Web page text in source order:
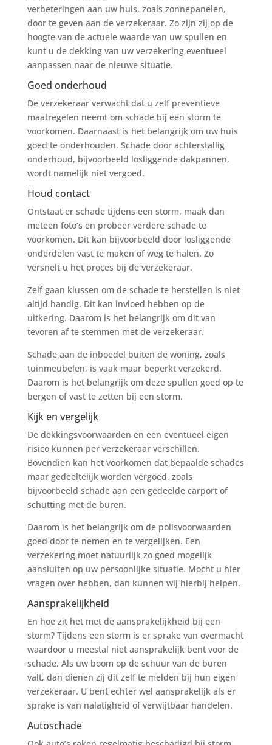
verbeteringen aan uw huis, zoals zonnepanelen,
door te geven aan de verzekeraar. Zo zijn zij op de
hoogte van de actuele waarde van uw spullen en
kunt u de dekking van uw verzekering eventueel
aanpassen naar de nieuwe situatie.
Goed onderhoud
De verzekeraar verwacht dat u zelf preventieve
maatregelen neemt om schade bij een storm te
voorkomen. Daarnaast is het belangrijk om uw huis
goed te onderhouden. Schade door achterstallig
onderhoud, bijvoorbeeld losliggende dakpannen,
wordt namelijk niet vergoed.
Houd contact
Ontstaat er schade tijdens een storm, maak dan
meteen foto’s en probeer verdere schade te
voorkomen. Dit kan bijvoorbeeld door losliggende
onderdelen vast te maken of weg te halen. Zo
versnelt u het proces bij de verzekeraar.
Zelf gaan klussen om de schade te herstellen is niet
altijd handig. Dit kan invloed hebben op de
uitkering. Daarom is het belangrijk om dit van
tevoren af te stemmen met de verzekeraar.
Schade aan de inboedel buiten de woning, zoals
tuinmeubelen, is vaak maar beperkt verzekerd.
Daarom is het belangrijk om deze spullen goed op te
bergen of vast te zetten bij een storm.
Kijk en vergelijk
De dekkingsvoorwaarden en een eventueel eigen
risico kunnen per verzekeraar verschillen.
Bovendien kan het voorkomen dat bepaalde schades
maar gedeeltelijk worden vergoed, zoals
bijvoorbeeld schade aan een gedeelde carport of
schutting met de buren.
Daarom is het belangrijk om de polisvoorwaarden
goed door te nemen en te vergelijken. Een
verzekering moet natuurlijk zo goed mogelijk
aansluiten op uw persoonlijke situatie. Mocht u hier
vragen over hebben, dan kunnen wij hierbij helpen.
Aansprakelijkheid
En hoe zit het met de aansprakelijkheid bij een
storm? Tijdens een storm is er sprake van overmacht
waardoor u meestal niet aansprakelijk bent voor de
schade. Als uw boom op de schuur van de buren
valt, dan dienen zij dit zelf te melden bij hun eigen
verzekeraar. U bent echter wel aansprakelijk als er
sprake is van nalatigheid of verwijtbaar handelen.
Autoschade